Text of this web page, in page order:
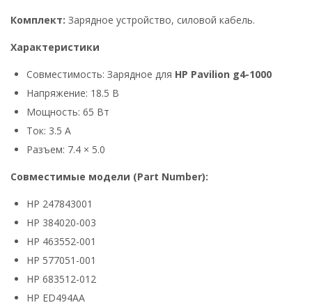
Комплект: Зарядное устройство, силовой кабель.
Характеристики
Совместимость: Зарядное для HP Pavilion g4-1000
Напряжение: 18.5 В
Мощность: 65 Вт
Ток: 3.5 А
Разъем: 7.4 × 5.0
Совместимые модели (Part Number):
HP 247843001
HP 384020-003
HP 463552-001
HP 577051-001
HP 683512-012
HP ED494AA